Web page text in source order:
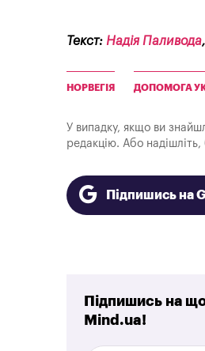
Текст: Надія Паливода
НОРВЕГІЯ ДОПОМОГА
У випадку, якщо ви
редакцію. Або
Підпишись на
Підпишись на
Mind.ua!